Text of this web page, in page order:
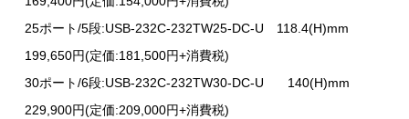
25ポート/5段:USB-232C-232TW25-DC-U 118.4(H)mm
199,650円(定価:181,500円+消費税)
30ポート/6段:USB-232C-232TW30-DC-U 140(H)mm
229,900円(定価:209,000円+消費税)